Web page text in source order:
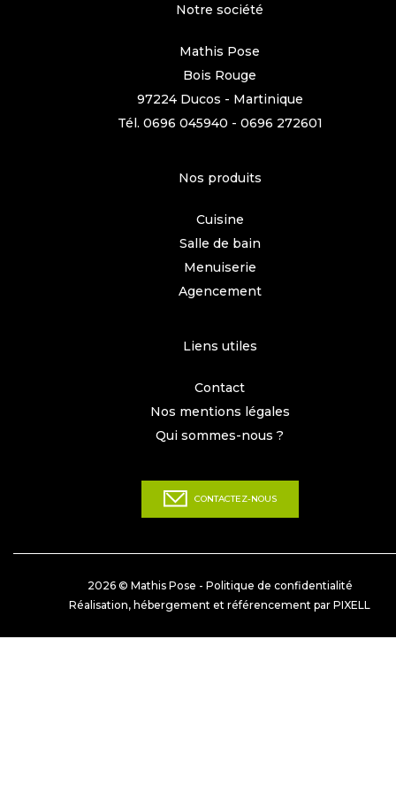
Notre société
Mathis Pose
Bois Rouge
97224 Ducos - Martinique
Tél. 0696 045940 - 0696 272601
Nos produits
Cuisine
Salle de bain
Menuiserie
Agencement
Liens utiles
Contact
Nos mentions légales
Qui sommes-nous ?
CONTACTEZ-NOUS
2026 © Mathis Pose - Politique de confidentialité
Réalisation, hébergement et référencement par PIXELL